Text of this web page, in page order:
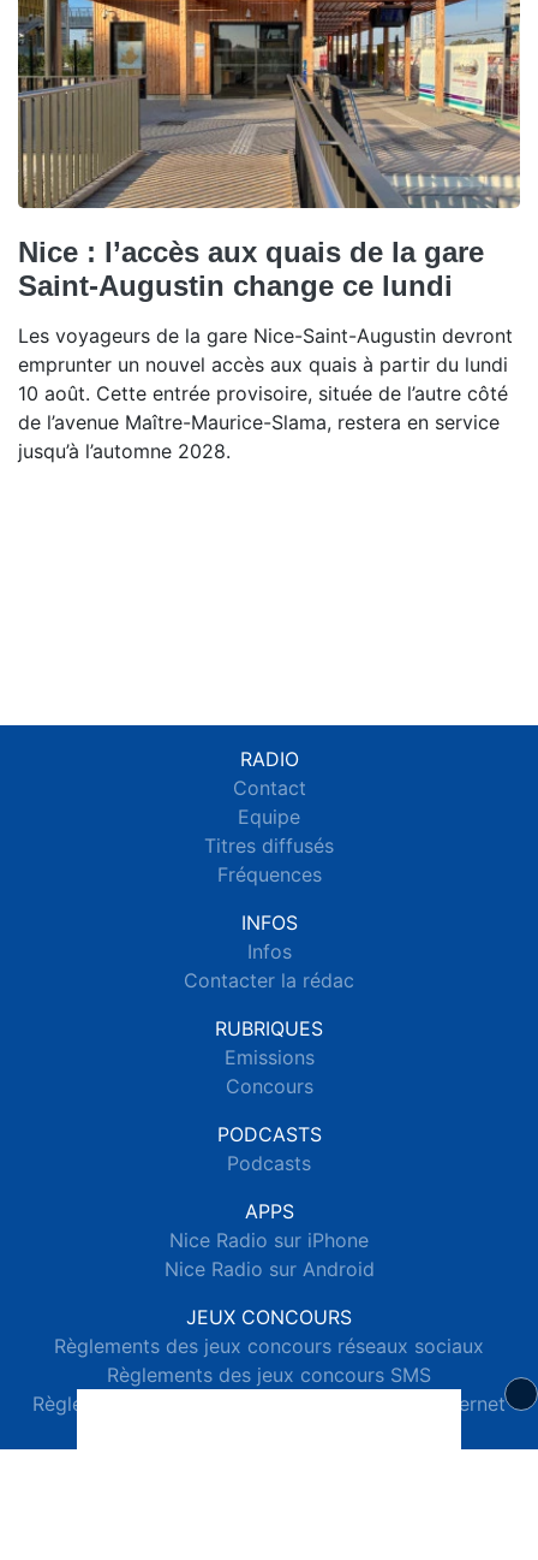
Nice : l’accès aux quais de la gare
Saint-Augustin change ce lundi
Les voyageurs de la gare Nice-Saint-Augustin devront
emprunter un nouvel accès aux quais à partir du lundi
10 août. Cette entrée provisoire, située de l’autre côté
de l’avenue Maître-Maurice-Slama, restera en service
jusqu’à l’automne 2028.
RADIO
Contact
Equipe
Titres diffusés
Fréquences
INFOS
Infos
Contacter la rédac
RUBRIQUES
Emissions
Concours
PODCASTS
Podcasts
APPS
Nice Radio sur iPhone
Nice Radio sur Android
JEUX CONCOURS
Règlements des jeux concours réseaux sociaux
Règlements des jeux concours SMS
Règlements des jeux concours téléphone et internet